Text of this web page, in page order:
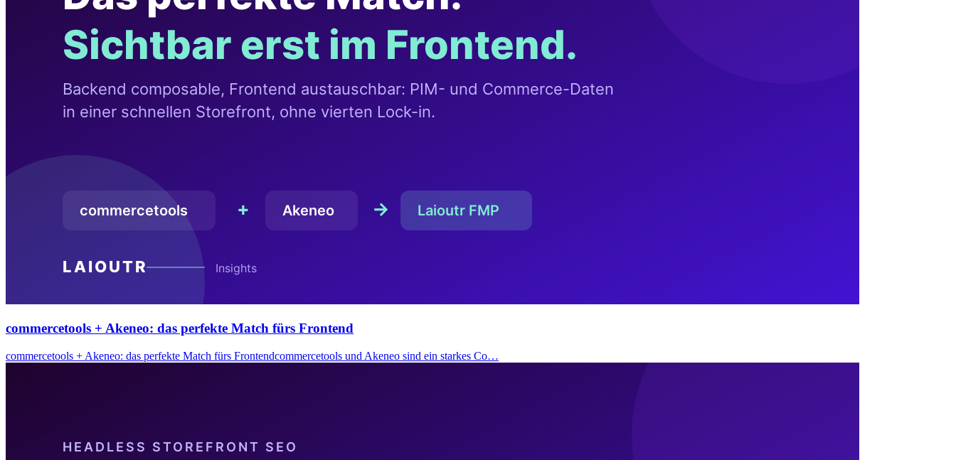
commercetools + Akeneo: das perfekte Match fürs Frontend
commercetools + Akeneo: das perfekte Match fürs Frontendcommercetools und Akeneo sind ein starkes Co…